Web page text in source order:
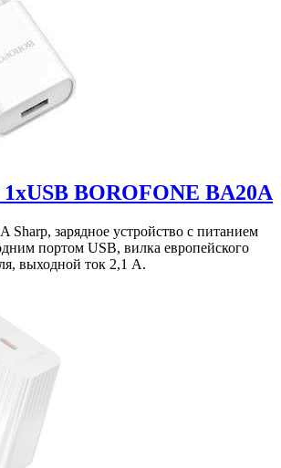
BOROFONE BA20A
зарядное устройство с питанием
портом USB, вилка европейского
выходной ток 2,1 А.